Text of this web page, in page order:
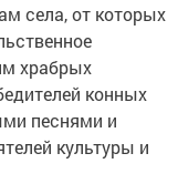
села, от которых
храбрых
конных
песнями и
культуры и